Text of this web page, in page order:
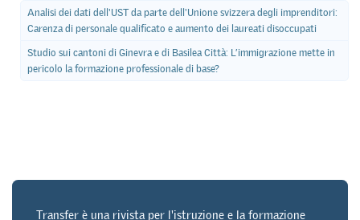
Analisi dei dati dell'UST da parte dell'Unione svizzera degli imprenditori:
Carenza di personale qualificato e aumento dei laureati disoccupati
Studio sui cantoni di Ginevra e di Basilea Città: L’immigrazione mette in
pericolo la formazione professionale di base?
Transfer è una rivista per l'istruzione e la formazione